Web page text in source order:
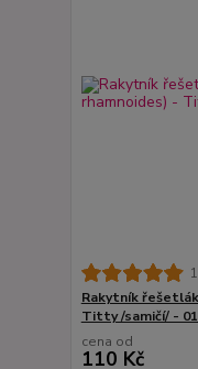
Rakytník
Titty /samičí/ -
cena od
110 Kč